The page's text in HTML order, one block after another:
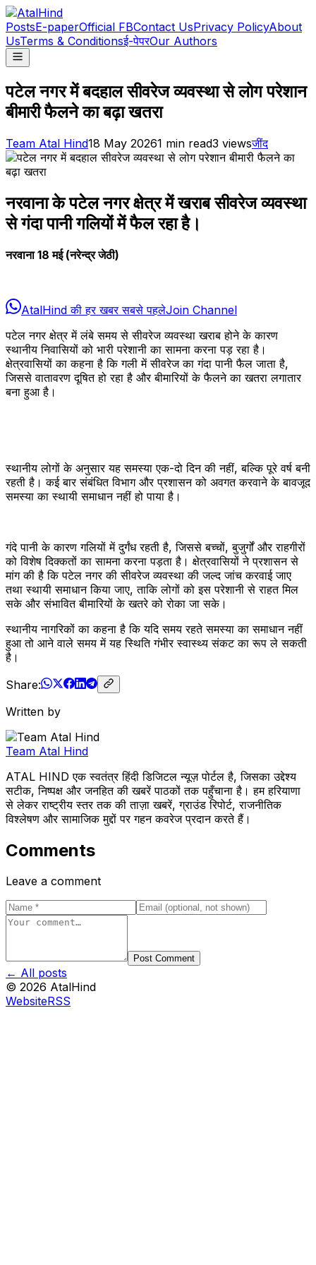
PostsE-paperOfficial FBContact UsPrivacy PolicyAbout
UsTerms & Conditionsई-पेपरOur Authors
पटेल नगर में बदहाल सीवरेज व्यवस्था से लोग परेशान
बीमारी फैलने का बढ़ा खतरा
Team Atal Hind18 May 20261 min read3 viewsजींद
नरवाना के पटेल नगर क्षेत्र में खराब सीवरेज व्यवस्था
से गंदा पानी गलियों में फैल रहा है।
नरवाना 18 मई (नरेन्द्र जेठी)
AtalHind की हर खबर सबसे पहलेJoin Channel
पटेल नगर क्षेत्र में लंबे समय से सीवरेज व्यवस्था खराब होने के कारण
स्थानीय निवासियों को भारी परेशानी का सामना करना पड़ रहा है।
क्षेत्रवासियों का कहना है कि गली में सीवरेज का गंदा पानी फैल जाता है,
जिससे वातावरण दूषित हो रहा है और बीमारियों के फैलने का खतरा लगातार
बना हुआ है।
स्थानीय लोगों के अनुसार यह समस्या एक-दो दिन की नहीं, बल्कि पूरे वर्ष बनी
रहती है। कई बार संबंधित विभाग और प्रशासन को अवगत करवाने के बावजूद
समस्या का स्थायी समाधान नहीं हो पाया है।
गंदे पानी के कारण गलियों में दुर्गंध रहती है, जिससे बच्चों, बुजुर्गों और राहगीरों
को विशेष दिक्कतों का सामना करना पड़ता है। क्षेत्रवासियों ने प्रशासन से
मांग की है कि पटेल नगर की सीवरेज व्यवस्था की जल्द जांच करवाई जाए
तथा स्थायी समाधान किया जाए, ताकि लोगों को इस परेशानी से राहत मिल
सके और संभावित बीमारियों के खतरे को रोका जा सके।
स्थानीय नागरिकों का कहना है कि यदि समय रहते समस्या का समाधान नहीं
हुआ तो आने वाले समय में यह स्थिति गंभीर स्वास्थ्य संकट का रूप ले सकती
है।
Share:
Written by
Team Atal Hind
ATAL HIND एक स्वतंत्र हिंदी डिजिटल न्यूज़ पोर्टल है, जिसका उद्देश्य
सटीक, निष्पक्ष और जनहित की खबरें पाठकों तक पहुँचाना है। हम हरियाणा
से लेकर राष्ट्रीय स्तर तक की ताज़ा खबरें, ग्राउंड रिपोर्ट, राजनीतिक
विश्लेषण और सामाजिक मुद्दों पर गहन कवरेज प्रदान करते हैं।
Comments
Leave a comment
Post Comment
← All posts
© 2026 AtalHind
WebsiteRSS